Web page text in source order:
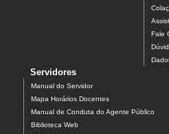
Fale
Servidores
Manual do Servidor
Mapa Horários Docentes
Manual de Conduta do Agente Público
Biblioteca Web